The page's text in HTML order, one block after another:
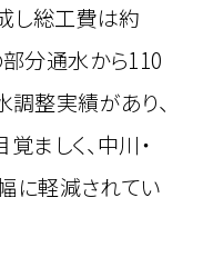
し総工費は約
分通水から110
整実績があり、
ましく、中川・
に軽減されてい